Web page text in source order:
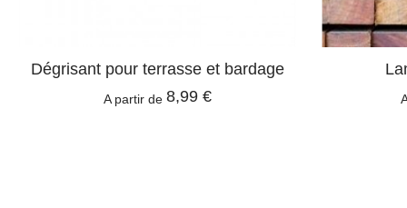
Dégrisant pour terrasse et bardage
A partir de 8,99 €